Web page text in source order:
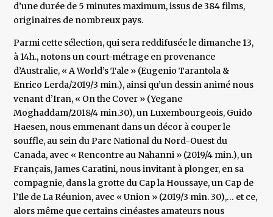
d’une durée de 5 minutes maximum, issus de 384 films,
originaires de nombreux pays.
Parmi cette sélection, qui sera reddifusée le dimanche 13,
à 14h., notons un court-métrage en provenance
d’Australie, « A World’s Tale » (Eugenio Tarantola &
Enrico Lerda/2019/3 min.), ainsi qu’un dessin animé nous
venant d’Iran, « On the Cover » (Yegane
Moghaddam/2018/4 min.30), un Luxembourgeois, Guido
Haesen, nous emmenant dans un décor à couper le
souffle, au sein du Parc National du Nord-Ouest du
Canada, avec « Rencontre au Nahanni » (2019/4 min.), un
Français, James Caratini, nous invitant à plonger, en sa
compagnie, dans la grotte du Cap la Houssaye, un Cap de
l’Ile de La Réunion, avec « Union » (2019/3 min. 30),… et ce,
alors même que certains cinéastes amateurs nous